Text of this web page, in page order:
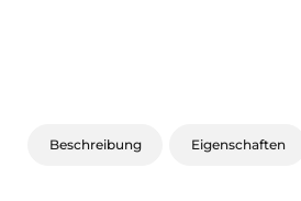
Beschreibung Eigenschaften